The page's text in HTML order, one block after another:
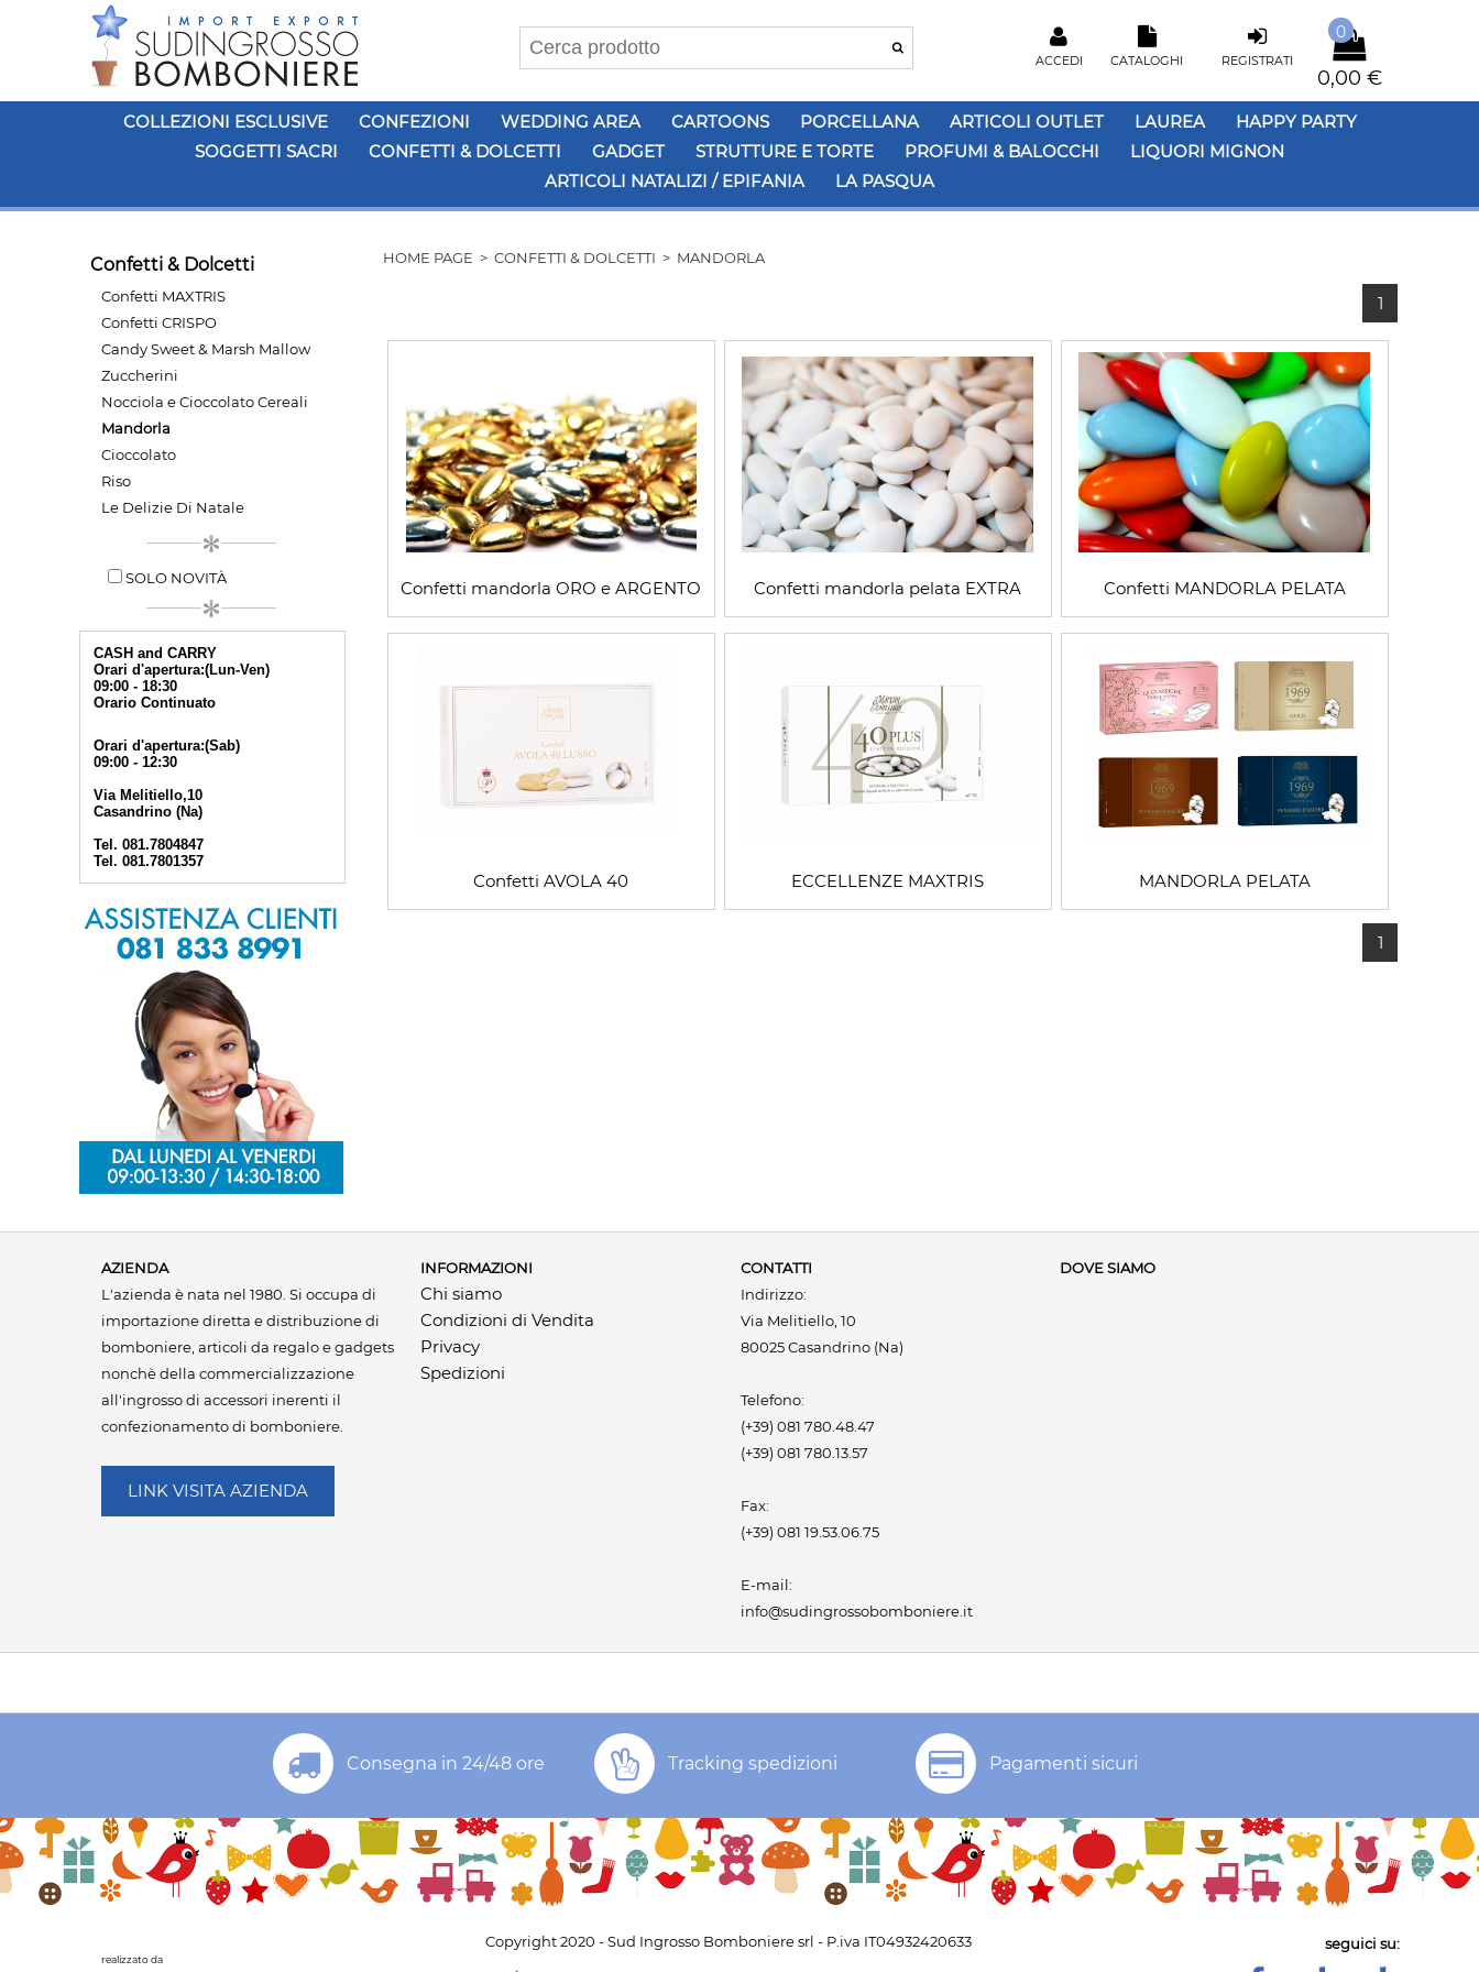
0
0,00 €
REGISTRATI
CATALOGHI
ACCEDI
COLLEZIONI ESCLUSIVE CONFEZIONI WEDDING AREA CARTOONS PORCELLANA ARTICOLI OUTLET LAUREA
HAPPY PARTY
SOGGETTI SACRI
CONFETTI & DOLCETTI GADGET STRUTTURE E TORTE PROFUMI & BALOCCHI
LIQUORI MIGNON
ARTICOLI NATALIZI / EPIFANIA
LA PASQUA
Confetti & Dolcetti
Confetti MAXTRIS
Confetti CRISPO
Candy Sweet & Marsh Mallow
Zuccherini
Nocciola e Cioccolato Cereali
Mandorla
Cioccolato
Riso
Le Delizie Di Natale
SOLO NOVITÀ
CASH and CARRY
Orari d'apertura:(Lun-Ven)
09:00 - 18:30
Orario Continuato
Orari d'apertura:(Sab)
09:00 - 12:30
Via Melitiello,10
Casandrino (Na)
Tel. 081.7804847
Tel. 081.7801357
HOME PAGE > CONFETTI & DOLCETTI > MANDORLA
1
Confetti mandorla ORO e ARGENTO Confetti mandorla pelata EXTRA Confetti MANDORLA PELATA
Confetti AVOLA 40 ECCELLENZE MAXTRIS MANDORLA PELATA
1
AZIENDA
L'azienda è nata nel 1980. Si occupa di
importazione diretta e distribuzione di
bomboniere, articoli da regalo e gadgets
nonchè della commercializzazione
all'ingrosso di accessori inerenti il
confezionamento di bomboniere.
LINK VISITA AZIENDA
INFORMAZIONI
Chi siamo
Condizioni di Vendita
Privacy
Spedizioni
CONTATTI
Indirizzo:
Via Melitiello, 10
80025 Casandrino (Na)
Telefono:
(+39) 081 780.48.47
(+39) 081 780.13.57
Fax:
(+39) 081 19.53.06.75
E-mail:
info@sudingrossobomboniere.it
DOVE SIAMO
Consegna in 24/48 ore Tracking spedizioni Pagamenti sicuri
realizzato da
Copyright 2020 - Sud Ingrosso Bomboniere srl - P.iva IT04932420633 seguici su: